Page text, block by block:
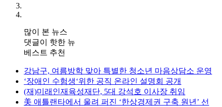
많이 본 뉴스
댓글이 핫한 뉴
베스트 추천
강남구, 여름방학 맞아 특별한 청소년 마음상담소 운영
‘장애인 수험생‘위한 공직 온라인 설명회 공개
(재)미래인재육성재단, 5대 강석호 이사장 취임
美 애틀랜타에서 울려 퍼진 ‘한상경제권 구축 원년’ 선